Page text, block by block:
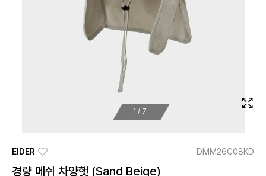
1 / 7
EIDER DMM26C08KD
경량 메쉬 차양햇 (Sand Beige)